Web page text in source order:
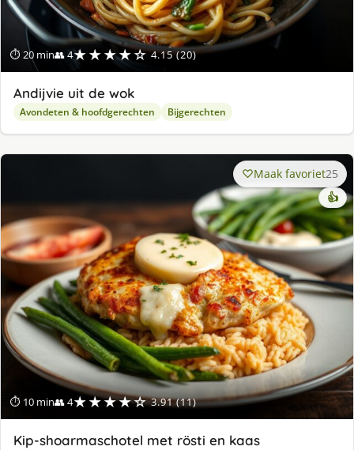
⏱ 20 min👥 4★★★★☆ 4.15 (20)
Andijvie uit de wok
Avondeten & hoofdgerechten Bijgerechten
⏱ 10 min👥 4★★★★☆ 3.91 (11)
Maak favoriet25
👍
Kip-shoarmaschotel met rösti en kaas